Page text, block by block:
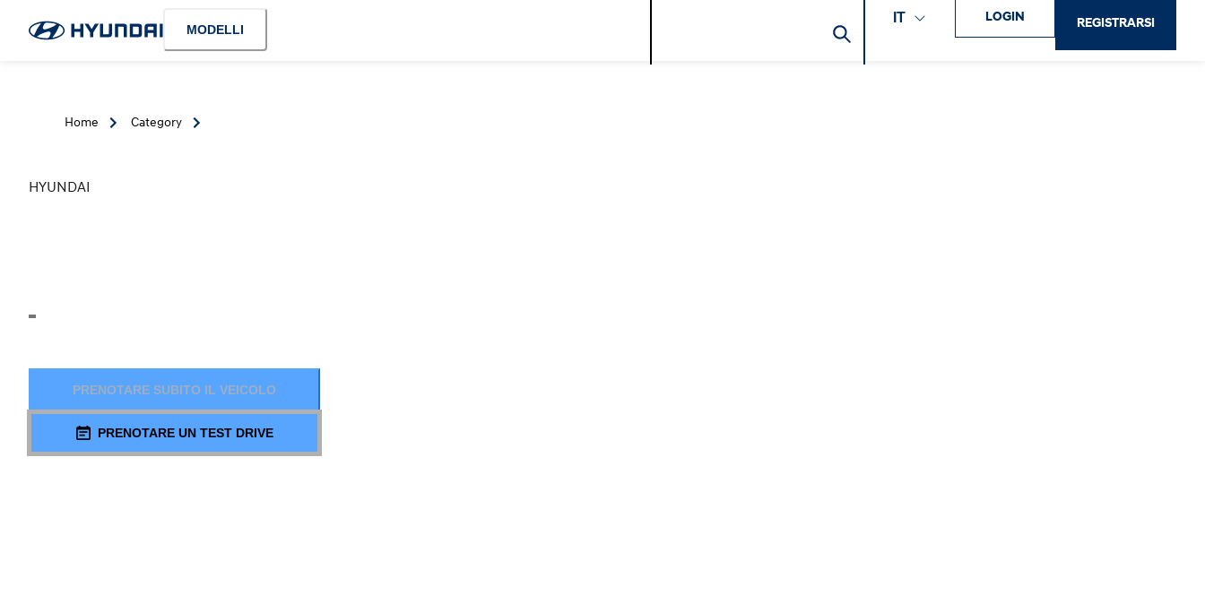
MODELLI
IT LOGIN REGISTRARSI
Home Category
HYUNDAI
PRENOTARE SUBITO IL VEICOLO
PRENOTARE UN TEST DRIVE